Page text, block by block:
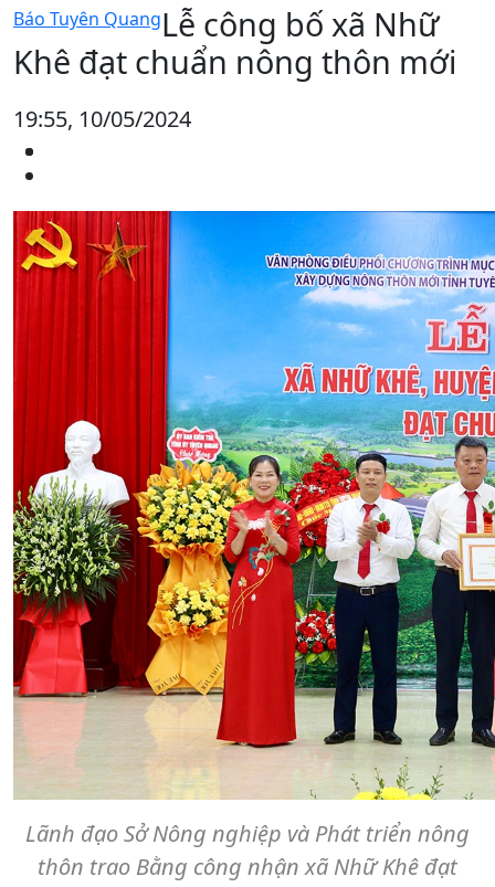
Báo Tuyên QuangLễ công bố xã Nhữ
Khê đạt chuẩn nông thôn mới
19:55, 10/05/2024
Lãnh đạo Sở Nông nghiệp và Phát triển nông
thôn trao Bằng công nhận xã Nhữ Khê đạt